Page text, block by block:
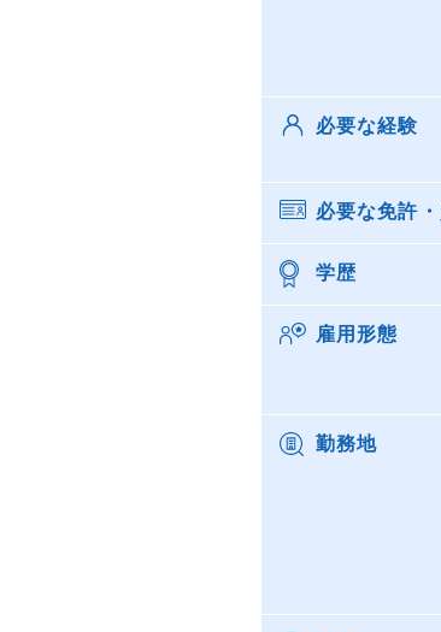
必要な経験
必要な免許
学歴
雇用形態
勤務地